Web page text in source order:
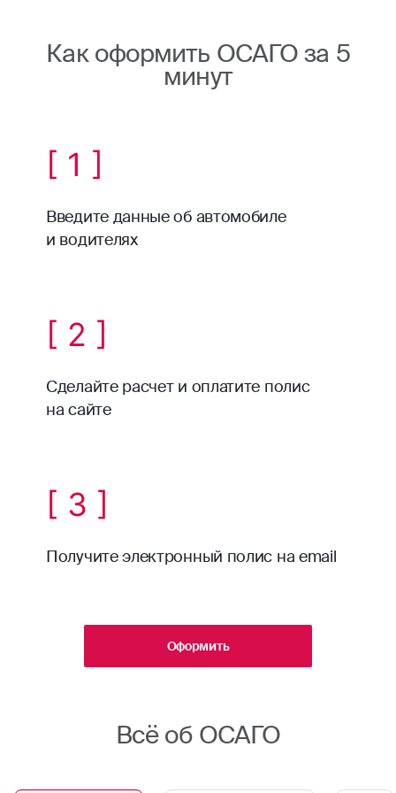
Как оформить ОСАГО за 5
минут
[ 1 ]
Введите данные об автомобиле
и водителях
[ 2 ]
Сделайте расчет и оплатите полис
на сайте
[ 3 ]
Получите электронный полис на email
Оформить
Всё об ОСАГО